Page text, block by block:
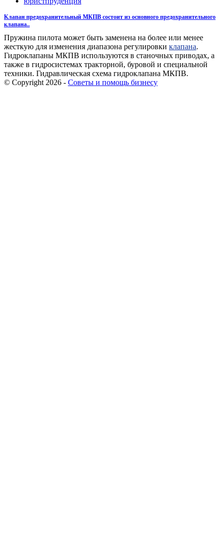
Клапан предохранительный МКПВ состоит из основного предохранительного
клапана..
Пружина пилота может быть заменена на более или менее
жесткую для изменения диапазона регулировки клапана.
Гидроклапаны МКПВ используются в станочных приводах, а
также в гидросистемах тракторной, буровой и специальной
техники. Гидравлическая схема гидроклапана МКПВ.
© Copyright 2026 - Советы и помощь бизнесу